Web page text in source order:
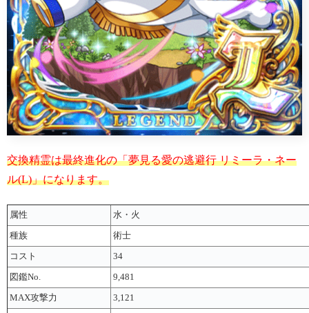
交換精霊は最終進化の「夢見る愛の逃避行 リミーラ・ネー
ル(L)」になります。
属性 水・火
種族 術士
コスト 34
図鑑No. 9,481
MAX攻撃力 3,121